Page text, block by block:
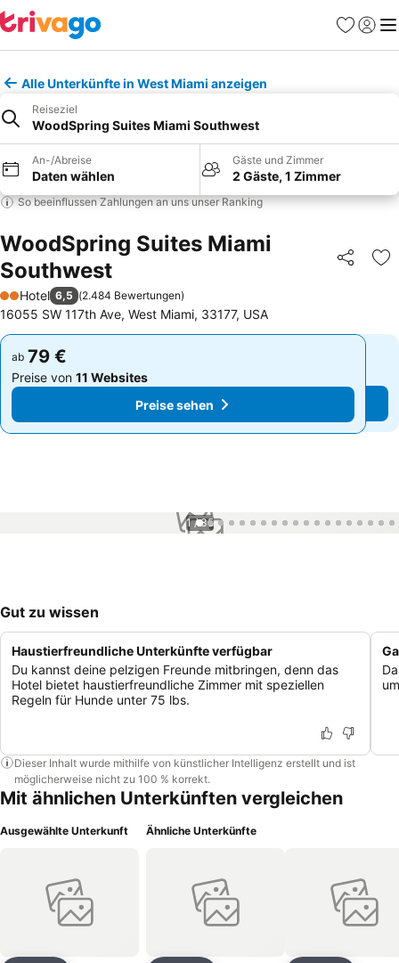
Favoriten
Alle Unterkünfte in West Miami anzeigen
Reiseziel
WoodSpring Suites Miami Southwest
An-/Abreise
Daten wählen
Gäste und Zimmer
2 Gäste, 1 Zimmer
So beeinflussen Zahlungen an uns unser Ranking
WoodSpring Suites Miami
Southwest
Teilen
2 Sterne
Hotel 6,5 (2.484 Bewertungen)
16055 SW 117th Ave, West Miami, 33177, USA
ab 79 €
Preise von 11 Websites
Preise sehen
ab 79 €
Preise von 11 Websites
Preise sehen
1 / 35
Gut zu wissen
Haustierfreundliche Unterkünfte verfügbar
Du kannst deine pelzigen Freunde mitbringen, denn das
Hotel bietet haustierfreundliche Zimmer mit speziellen
Regeln für Hunde unter 75 lbs.
Dieser Inhalt wurde mithilfe von künstlicher Intelligenz erstellt und ist
möglicherweise nicht zu 100 % korrekt.
Mit ähnlichen Unterkünften vergleichen
Ausgewählte Unterkunft Ähnliche Unterkünfte